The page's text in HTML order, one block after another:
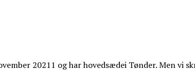
20211 og har hovedsædei Tønder. Men vi